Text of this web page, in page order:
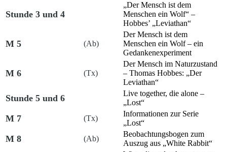
Stunde 3 und 4
„Der Mensch ist dem
Menschen ein Wolf“ –
Hobbes’ „Leviathan“
M 5 (Ab)
Der Mensch ist dem
Menschen ein Wolf – ein
Gedankenexperiment
M 6 (Tx)
Der Mensch im Naturzustand
– Thomas Hobbes: „Der
Leviathan“
Stunde 5 und 6
Live together, die alone –
„Lost“
M 7 (Tx)
Informationen zur Serie
„Lost“
M 8 (Ab)
Beobachtungsbogen zum
Auszug aus „White Rabbit“